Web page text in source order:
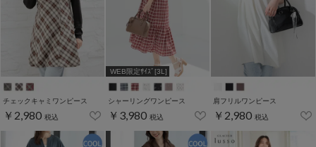
チェックキャミワンピース
￥2,980 税込
WEB限定ｻｲｽﾞ[3L]
シャーリングワンピース
￥3,980 税込
肩フリルワンピース
￥2,980 税込